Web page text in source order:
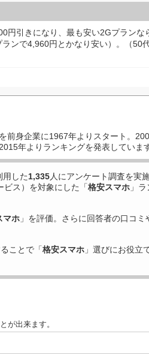
円引きになり、最も安い2Gプランな
ンで4,960円とかなり安い）。（50
前身企業に1967年よりスタート。
年よりランキングを発表しています
用した1,335人にアンケート調査を実施
ビス）を対象にした「格安スマホ 」
マホ 」を評価。さらに回答者の口コミ
ことで「格安スマホ 」選びにお役立
が出来ます。